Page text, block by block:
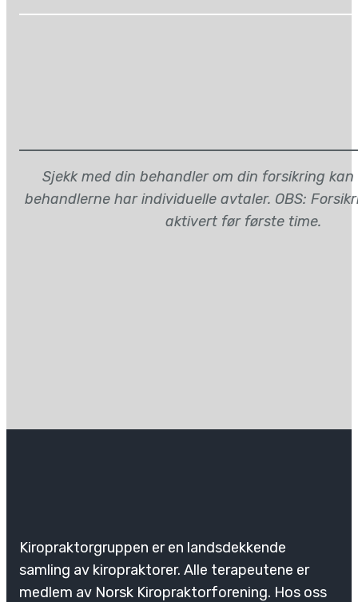
Sjekk med din behandler om din forsikring
behandlerne har individuelle avtaler. OBS:
aktivert før første time.
Kiropraktorgruppen er en landsdekkende
samling av kiropraktorer. Alle terapeutene er
medlem av Norsk Kiropraktorforening. Hos oss